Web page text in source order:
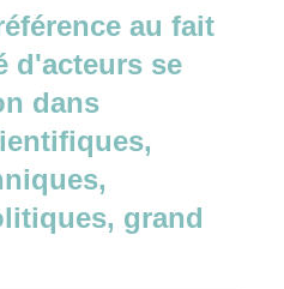
au fait
d'acteurs se
dans
grand